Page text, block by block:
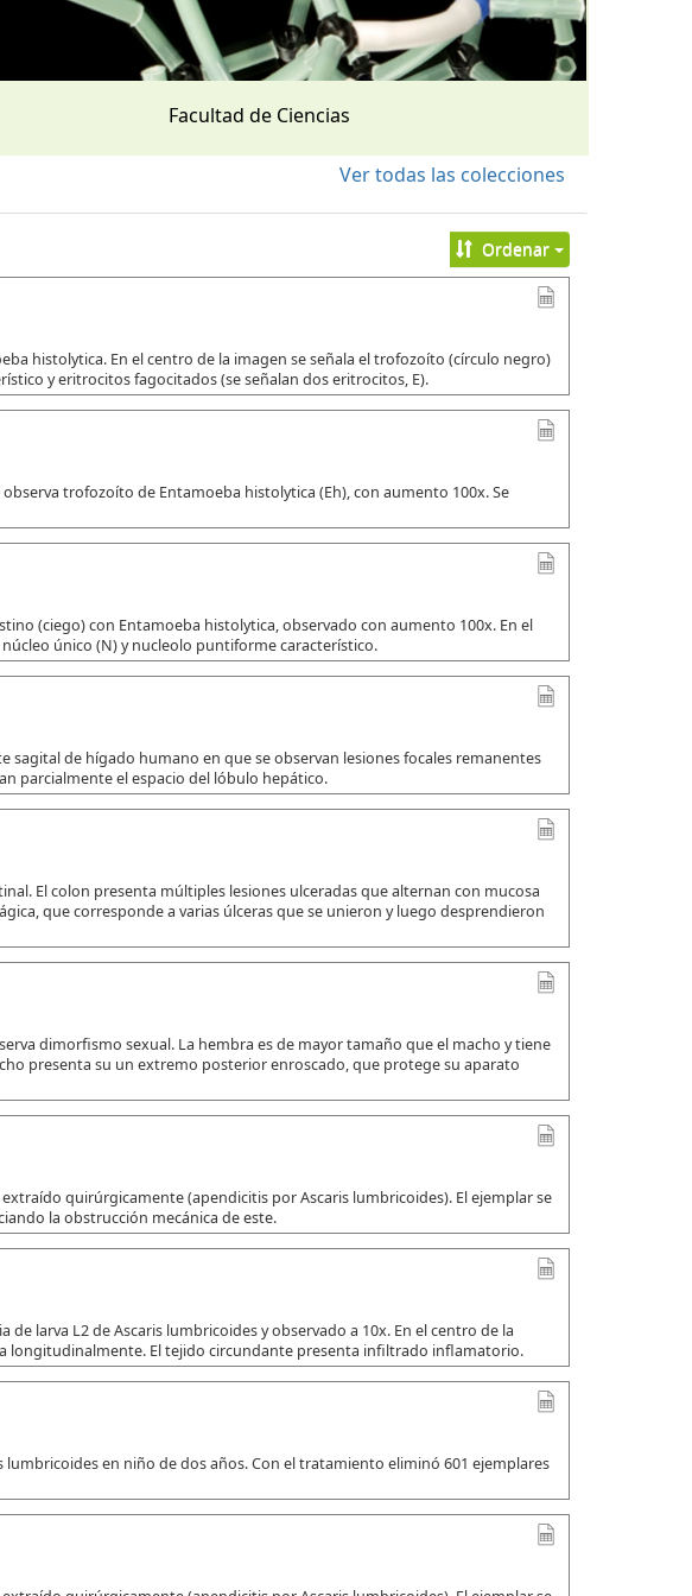
Facultad de Ciencias
Ver todas las colecciones
Ordenar
histolytica. En el centro de la imagen se señala el trofozoíto (círculo negro)
y eritrocitos fagocitados (se señalan dos eritrocitos, E).
trofozoíto de Entamoeba histolytica (Eh), con aumento 100x. Se
(ciego) con Entamoeba histolytica, observado con aumento 100x. En el
único (N) y nucleolo puntiforme característico.
sagital de hígado humano en que se observan lesiones focales remanentes
parcialmente el espacio del lóbulo hepático.
El colon presenta múltiples lesiones ulceradas que alternan con mucosa
que corresponde a varias úlceras que se unieron y luego desprendieron
dimorfismo sexual. La hembra es de mayor tamaño que el macho y tiene
presenta su un extremo posterior enroscado, que protege su aparato
quirúrgicamente (apendicitis por Ascaris lumbricoides). El ejemplar se
la obstrucción mecánica de este.
larva L2 de Ascaris lumbricoides y observado a 10x. En el centro de la
longitudinalmente. El tejido circundante presenta infiltrado inflamatorio.
en niño de dos años. Con el tratamiento eliminó 601 ejemplares